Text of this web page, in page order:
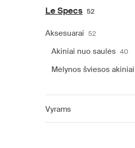
Le Specs 52
Aksesuarai 52
Akiniai nuo saulės 40
Mėlynos šviesos akiniai
Vyrams